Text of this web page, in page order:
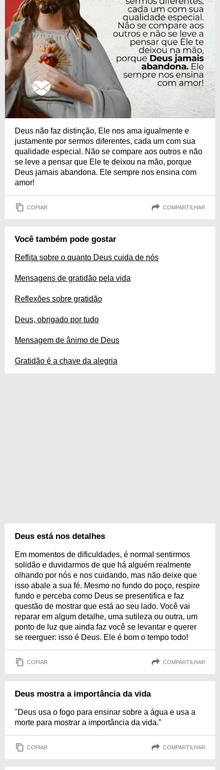
Deus não faz distinção, Ele nos ama igualmente e
justamente por sermos diferentes, cada um com sua
qualidade especial. Não se compare aos outros e não
se leve a pensar que Ele te deixou na mão, porque
Deus jamais abandona. Ele sempre nos ensina com
amor!
COPIAR COMPARTILHAR
Você também pode gostar
Reflita sobre o quanto Deus cuida de nós
Mensagens de gratidão pela vida
Reflexões sobre gratidão
Deus, obrigado por tudo
Mensagem de ânimo de Deus
Gratidão é a chave da alegria
Deus está nos detalhes
Em momentos de dificuldades, é normal sentirmos
solidão e duvidarmos de que há alguém realmente
olhando por nós e nos cuidando, mas não deixe que
isso abale a sua fé. Mesmo no fundo do poço, respire
fundo e perceba como Deus se presentifica e faz
questão de mostrar que está ao seu lado. Você vai
reparar em algum detalhe, uma sutileza ou outra, um
ponto de luz que ainda faz você se levantar e querer
se reerguer: isso é Deus. Ele é bom o tempo todo!
COPIAR COMPARTILHAR
Deus mostra a importância da vida
"Deus usa o fogo para ensinar sobre a água e usa a
morte para mostrar a importância da vida."
COPIAR COMPARTILHAR